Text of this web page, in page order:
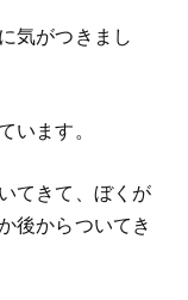
気がつきまし
います。
てきて、ぼくが
後からついてき